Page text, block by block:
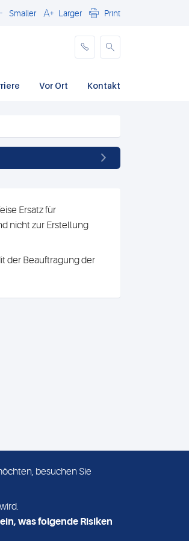
Smaller Larger Print
Vor Ort Kontakt
Ersatz für
nicht zur Erstellung
der Beauftragung der
Medizinisches Labor
MLN GmbH
besuchen Sie
was folgende Risiken